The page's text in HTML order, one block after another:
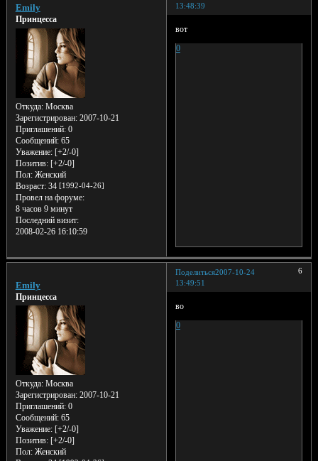
13:48:39
Emily
Принцесса
Откуда:Москва
Зарегистрирован: 2007-10-21
Приглашений:0
Сообщений:65
Уважение: [+2/-0]
Позитив: [+2/-0]
Пол:Женский
Возраст:34 [1992-04-26]
Провел на форуме:
8 часов 9 минут
Последний визит:
2008-02-26 16:10:59
вот
0
Поделиться 6
2007-10-24
13:49:51
Emily
Принцесса
Откуда:Москва
Зарегистрирован: 2007-10-21
Приглашений:0
Сообщений:65
Уважение: [+2/-0]
Позитив: [+2/-0]
Пол:Женский
во
0